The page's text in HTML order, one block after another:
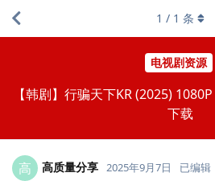
电视剧资源
【韩剧】行骗天下KR (2025)
下载
1 / 1 条
高 高质量分享 2025年9月7日 已编辑